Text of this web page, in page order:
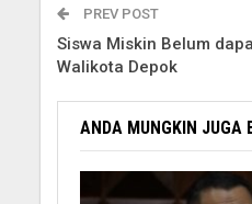
PREV POST
Siswa Miskin Belum
Walikota Depok
ANDA MUNGKIN JUGA